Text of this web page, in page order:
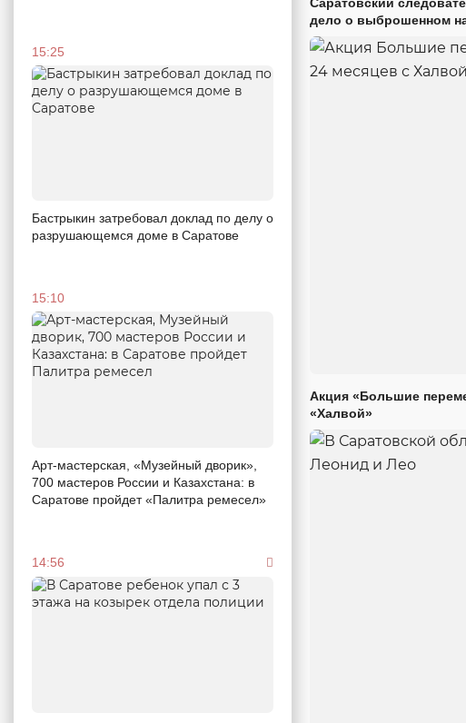
15:25
Бастрыкин затребовал доклад по делу о
разрушающемся доме в Саратове
15:10
Арт-мастерская, «Музейный дворик»,
700 мастеров России и Казахстана: в
Саратове пройдет «Палитра ремесел»
14:56
дело о выброшенном
Акция «Большие
«Халвой»